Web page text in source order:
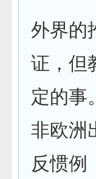
外界的
证，但
定的事
非欧洲
反惯例